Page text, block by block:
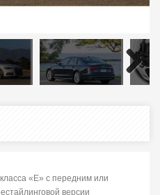
Next
«E» с передним или
версии